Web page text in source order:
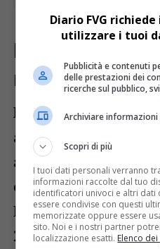
Pomeriggio:
ma tempo
Nel corso del
a dominare lo
anche se saranno
e passaggi nuvolosi di
La temperatura
25°C, mantenendo
Diario FVG
utilizzare i tuoi
Pubblicità e contenuti
delle prestazioni dei
ricerche sul pubblico,
Archiviare
Scopri di più
I tuoi dati personali verranno
informazioni raccolte dal tuo
identificatori univoci e altri
essere condivise con questi
memorizzate oppure essere
sito. Noi e i nostri partner
localizzazione esatti. Elenco